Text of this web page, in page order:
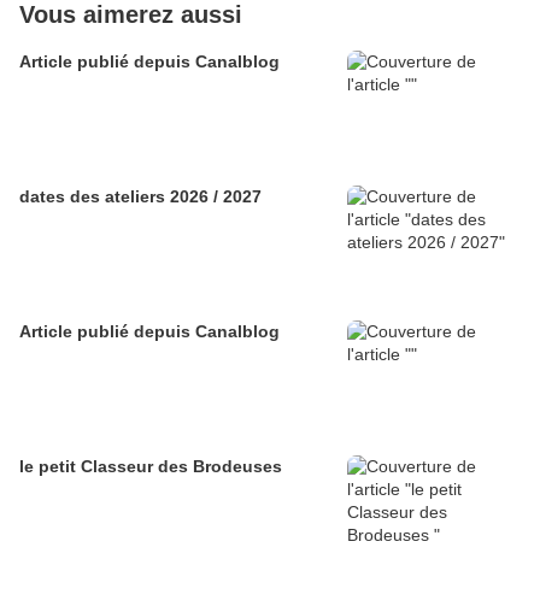
Vous aimerez aussi
Article publié depuis Canalblog
dates des ateliers 2026 / 2027
Article publié depuis Canalblog
le petit Classeur des Brodeuses